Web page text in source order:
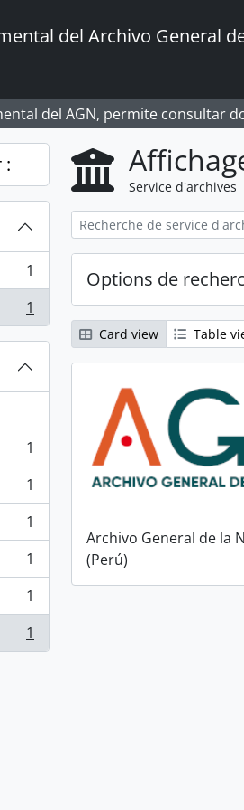
del Archivo General
del AGN, permite consultar
:
1
1
1
1
1
1
1
1
Service d'archives
Options de
Card view Table
Archivo General de la
(Perú)